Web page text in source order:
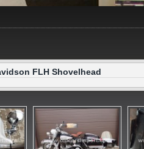
FLH Shovelhead